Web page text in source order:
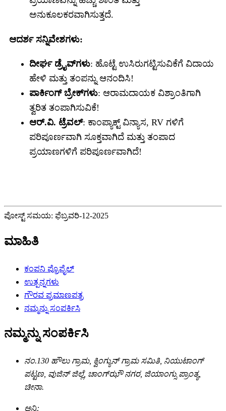
ಅನುಕೂಲಕರವಾಗಿಸುತ್ತದೆ.
ಆದರ್ಶ ಸನ್ನಿವೇಶಗಳು:
ದೀರ್ಘ ಡ್ರೈವ್‌ಗಳು: ಹೊಟ್ಟೆ ಉಸಿರುಗಟ್ಟಿಸುವಿಕೆಗೆ ವಿದಾಯ
ಹೇಳಿ ಮತ್ತು ತಂಪನ್ನು ಆನಂದಿಸಿ!
ಪಾರ್ಕಿಂಗ್ ಬ್ರೇಕ್‌ಗಳು: ಆರಾಮದಾಯಕ ವಿಶ್ರಾಂತಿಗಾಗಿ
ತ್ವರಿತ ತಂಪಾಗಿಸುವಿಕೆ!
ಆರ್.ವಿ. ಟ್ರೆವಲ್: ಕಾಂಪ್ಯಾಕ್ಟ್ ವಿನ್ಯಾಸ, RV ಗಳಿಗೆ
ಪರಿಪೂರ್ಣವಾಗಿ ಸೂಕ್ತವಾಗಿದೆ ಮತ್ತು ತಂಪಾದ
ಪ್ರಯಾಣಗಳಿಗೆ ಪರಿಪೂರ್ಣವಾಗಿದೆ!
ಪೋಸ್ಟ್ ಸಮಯ: ಫೆಬ್ರವರಿ-12-2025
ಮಾಹಿತಿ
ಕಂಪನಿ ಪ್ರೊಫೈಲ್
ಉತ್ಪನ್ನಗಳು
ಗೌರವ ಪ್ರಮಾಣಪತ್ರ
ನಮ್ಮನ್ನು ಸಂಪರ್ಕಿಸಿ
ನಮ್ಮನ್ನು ಸಂಪರ್ಕಿಸಿ
ನಂ.130 ಹೌಲು ಗ್ರಾಮ, ಕ್ವಿಂಗ್ಯುನ್ ಗ್ರಾಮ ಸಮಿತಿ, ನಿಯುಟಾಂಗ್
ಪಟ್ಟಣ, ವುಜಿನ್ ಜಿಲ್ಲೆ, ಚಾಂಗ್‌ಝೌ ನಗರ, ಜಿಯಾಂಗ್ಸು ಪ್ರಾಂತ್ಯ,
ಚೀನಾ.
ಅನ್ನಿ: